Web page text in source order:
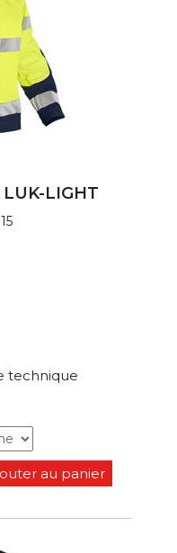
LIGHT
technique
au panier